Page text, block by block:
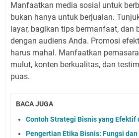
Manfaatkan media sosial untuk
bukan hanya untuk berjualan.
layar, bagikan tips bermanfaat, dan
dengan audiens Anda. Promosi
harus mahal. Manfaatkan
mulut, konten berkualitas, dan
puas.
BACA JUGA
Contoh Strategi Bisnis yang Efektif
Pengertian Etika Bisnis: Fungsi dan